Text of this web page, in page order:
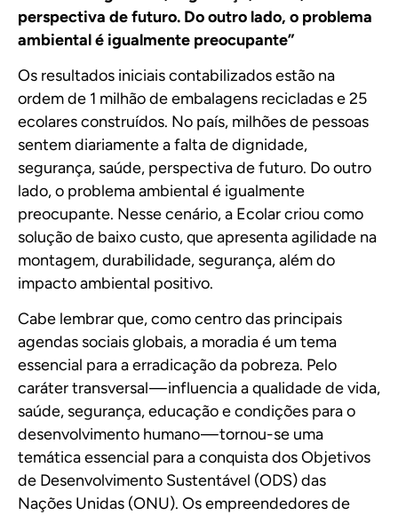
perspectiva de futuro. Do outro lado, o problema
ambiental é igualmente preocupante”
Os resultados iniciais contabilizados estão na
ordem de 1 milhão de embalagens recicladas e 25
ecolares construídos. No país, milhões de pessoas
sentem diariamente a falta de dignidade,
segurança, saúde, perspectiva de futuro. Do outro
lado, o problema ambiental é igualmente
preocupante. Nesse cenário, a Ecolar criou como
solução de baixo custo, que apresenta agilidade na
montagem, durabilidade, segurança, além do
impacto ambiental positivo.
Cabe lembrar que, como centro das principais
agendas sociais globais, a moradia é um tema
essencial para a erradicação da pobreza. Pelo
caráter transversal — influencia a qualidade de vida,
saúde, segurança, educação e condições para o
desenvolvimento humano — tornou-se uma
temática essencial para a conquista dos Objetivos
de Desenvolvimento Sustentável (ODS) das
Nações Unidas (ONU). Os empreendedores de